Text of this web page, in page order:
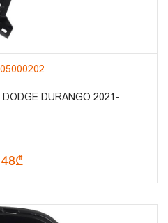
DURANGO 2021-
48₾